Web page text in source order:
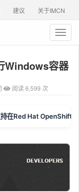
关于IMCN
建议
T
o
g
l
v
a
i
Windows容器
阅读 6,599 次
在Red Hat OpenShift